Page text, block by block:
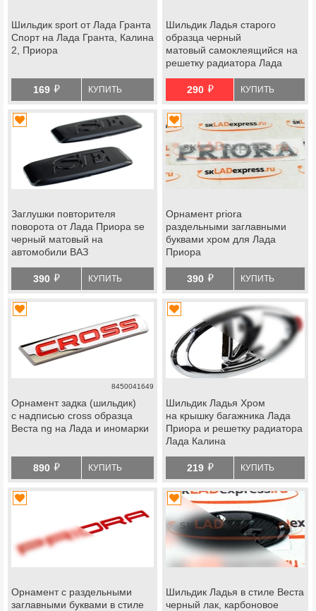
Шильдик sport от Лада Гранта
Спорт на Лада Гранта, Калина
2, Приора
169 й КУПИТЬ
Шильдик Ладья старого
образца черный
матовый самоклеящийся на
решетку радиатора Лада
багажника Гранта, Калина 2
290 й КУПИТЬ
Заглушки повторителя
поворота от Лада Приора se
черный матовый на
автомобили ВАЗ
390 й КУПИТЬ
Орнамент priora
раздельными заглавными
буквами хром для Лада
Приора
390 й КУПИТЬ
8450041649
Орнамент задка (шильдик)
с надписью cross образца
Веста ng на Лада и иномарки
890 й КУПИТЬ
Шильдик Ладья Хром
на крышку багажника Лада
Приора и решетку радиатора
Лада Калина
219 й КУПИТЬ
Орнамент с раздельными
заглавными буквами в стиле
Шильдик Ладья в стиле Веста
черный лак, карбоновое